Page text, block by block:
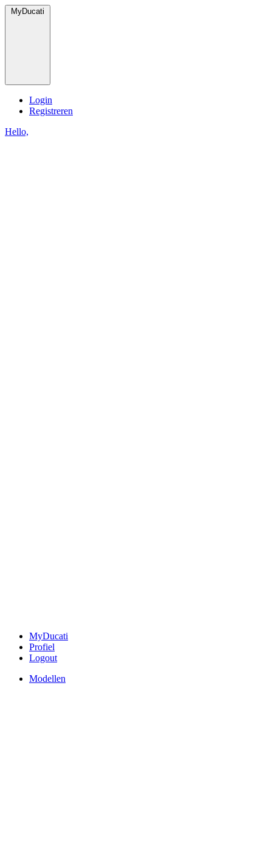
MyDucati
Login
Registreren
Hello,
MyDucati
Profiel
Logout
Modellen